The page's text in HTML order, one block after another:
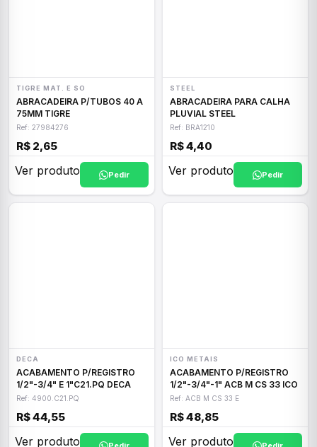
TIGRE MAT. E SO
ABRACADEIRA P/TUBOS 40 A
75MM TIGRE
Ref: 27984276
R$ 2,65
Ver produto Pedir
STEEL
ABRACADEIRA PARA CALHA
PLUVIAL STEEL
Ref: BRA1210
R$ 4,40
Ver produto Pedir
DECA
ACABAMENTO P/REGISTRO
1/2"-3/4" E 1"C21.PQ DECA
Ref: 4900.C21.PQ
R$ 44,55
Ver produto
ICO METAIS
ACABAMENTO P/REGISTRO
1/2"-3/4"-1" ACB M CS 33 ICO
Ref: ACB M CS 33 E
R$ 48,85
Ver produto